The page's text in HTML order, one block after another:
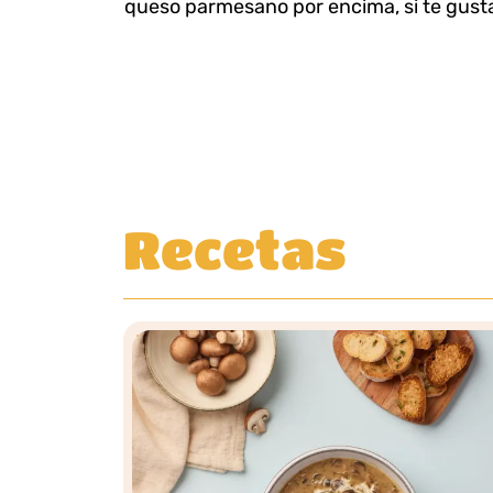
queso parmesano por encima, si te
Recetas